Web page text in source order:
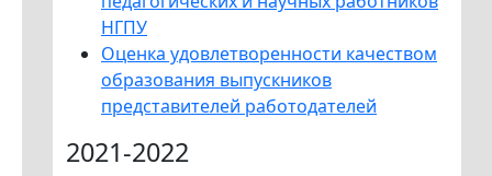
НГПУ
Оценка удовлетворенности качеством
образования выпускников
представителей работодателей
2021-2022